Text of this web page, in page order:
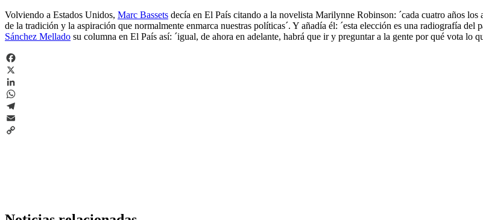
Volviendo a Estados Unidos, Marc Bassets decía en El País citando a la novelista Marilynne Robinson: ´cada cuatro años
de la tradición y la aspiración que normalmente enmarca nuestras políticas´. Y añadía él: ´esta elección es una radiografía del
Sánchez Mellado su columna en El País así: ´igual, de ahora en adelante, habrá que ir y preguntar a la gente por qué vota lo
Facebook
X
LinkedIn
WhatsApp
Telegram
Email